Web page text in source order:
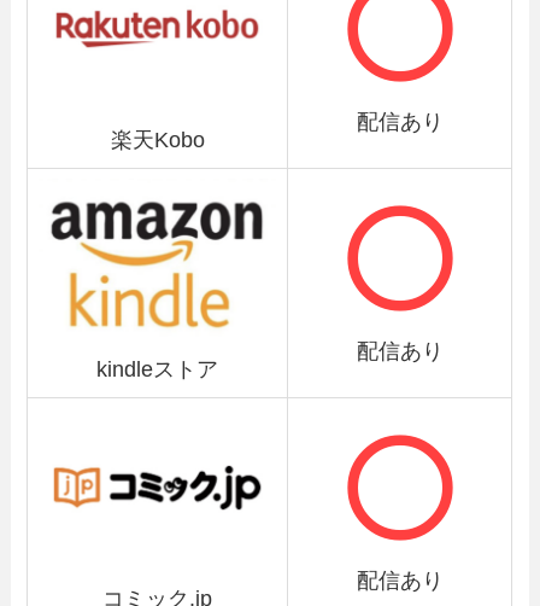
楽天Kobo
配信あり
kindleストア
配信あり
コミック.jp
配信あり